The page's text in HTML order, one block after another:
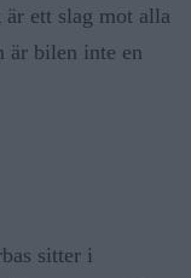
är ett slag mot alla
är bilen inte en
sitter i